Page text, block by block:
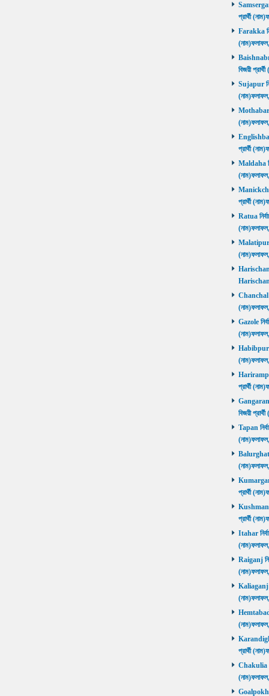
প্রার্থী
Farakka
বিজয়ী
Sujapur
Mothabari
প্রার্থী
Maldaha
প্রার্থী
Ratua
Malatipur
Chanchal
Gazole
Habibpur
প্রার্থী
বিজয়ী
Tapan
Balurghat
Kumarganj
প্রার্থী
প্রার্থী
Itahar
Raiganj
Kaliaganj
Hemtabad
Karandighi
প্রার্থী
Chakulia